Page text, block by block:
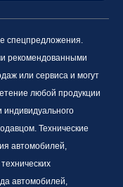
спецпредложения.
рекомендованными
или сервиса и могут
любой продукции
индивидуального
Технические
автомобилей,
автомобилей,